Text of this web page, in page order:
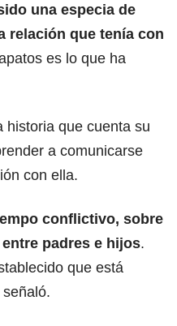
una especia de
relación que tenía con
es lo que ha
historia que cuenta su
a comunicarse
con ella.
conflictivo, sobre
padres e hijos.
que está